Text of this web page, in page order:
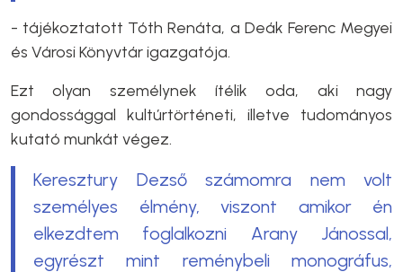
- tájékoztatott Tóth Renáta, a Deák Ferenc Megyei
és Városi Könyvtár igazgatója.
Ezt olyan személynek ítélik oda, aki nagy
gondossággal kultúrtörténeti, illetve tudományos
kutató munkát végez.
Keresztury Dezső számomra nem volt
személyes élmény, viszont amikor én
elkezdtem foglalkozni Arany Jánossal,
egyrészt mint reménybeli monográfus,